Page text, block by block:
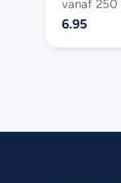
vanaf 250
6.95